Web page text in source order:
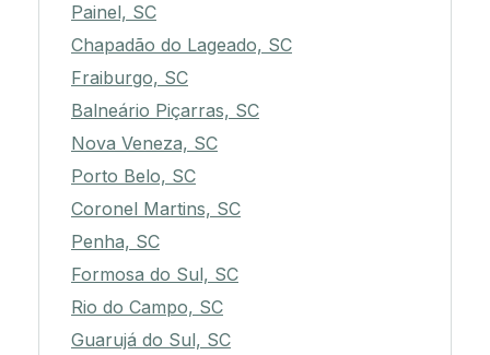
Painel, SC
Chapadão do Lageado, SC
Fraiburgo, SC
Balneário Piçarras, SC
Nova Veneza, SC
Porto Belo, SC
Coronel Martins, SC
Penha, SC
Formosa do Sul, SC
Rio do Campo, SC
Guarujá do Sul, SC